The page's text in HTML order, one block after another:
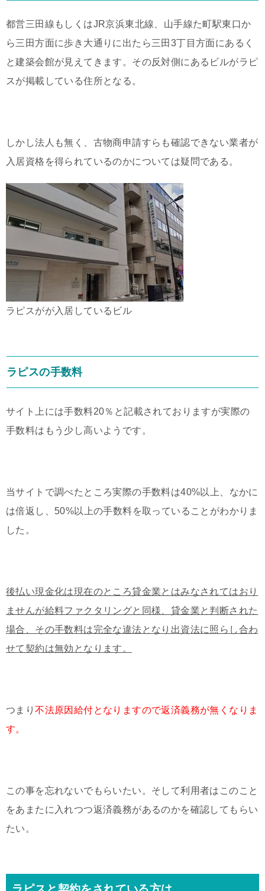
都営三田線もしくはJR京浜東北線、山手線た町駅東口か
ら三田方面に歩き大通りに出たら三田3丁目方面にあるく
と建築会館が見えてきます。その反対側にあるビルがラピ
スが掲載している住所となる。
しかし法人も無く、古物商申請すらも確認できない業者が
入居資格を得られているのかについては疑問である。
ラピスがが入居しているビル
ラピスの手数料
サイト上には手数料20％と記載されておりますが実際の
手数料はもう少し高いようです。
当サイトで調べたところ実際の手数料は40%以上、なかに
は倍返し、50%以上の手数料を取っていることがわかりま
した。
後払い現金化は現在のところ貸金業とはみなされてはおり
ませんが給料ファクタリングと同様、貸金業と判断された
場合、その手数料は完全な違法となり出資法に照らし合わ
せて契約は無効となります。
つまり不法原因給付となりますので返済義務が無くなりま
す。
この事を忘れないでもらいたい。そして利用者はこのこと
をあまたに入れつつ返済義務があるのかを確認してもらい
たい。